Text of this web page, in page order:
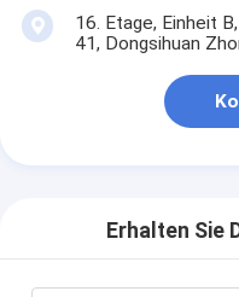
16. Etage, Einheit
41, Dongsihuan
Erhalten Sie